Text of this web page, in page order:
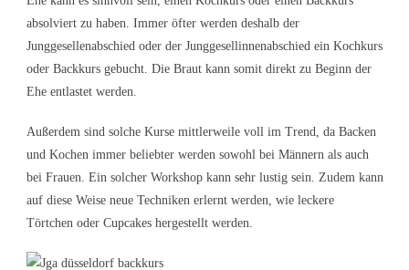
absolviert zu haben. Immer öfter werden deshalb der
Junggesellenabschied oder der Junggesellinnenabschied ein Kochkurs
oder Backkurs gebucht. Die Braut kann somit direkt zu Beginn der
Ehe entlastet werden.
Außerdem sind solche Kurse mittlerweile voll im Trend, da Backen
und Kochen immer beliebter werden sowohl bei Männern als auch
bei Frauen. Ein solcher Workshop kann sehr lustig sein. Zudem kann
auf diese Weise neue Techniken erlernt werden, wie leckere
Törtchen oder Cupcakes hergestellt werden.